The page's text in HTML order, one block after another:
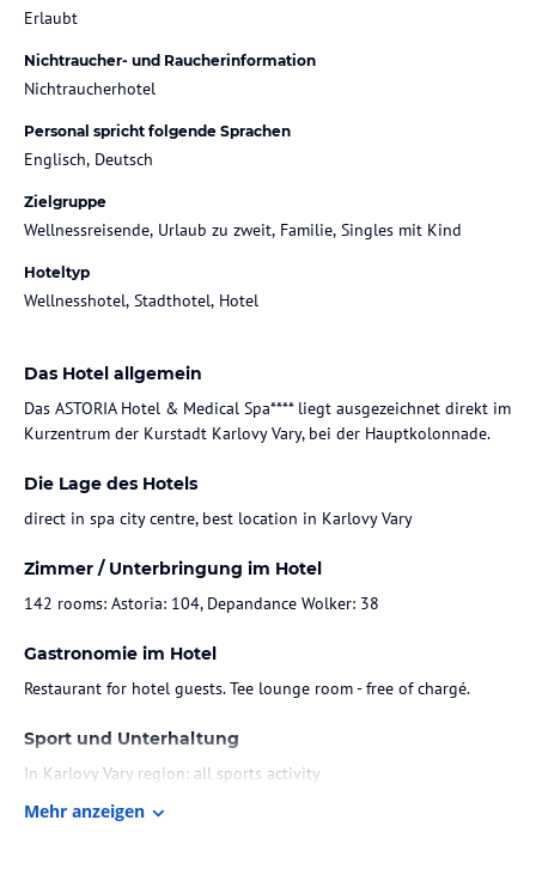
Erlaubt
Nichtraucher- und Raucherinformation
Nichtraucherhotel
Personal spricht folgende Sprachen
Englisch, Deutsch
Zielgruppe
Wellnessreisende, Urlaub zu zweit, Familie, Singles mit Kind
Hoteltyp
Wellnesshotel, Stadthotel, Hotel
Das Hotel allgemein
Das ASTORIA Hotel & Medical Spa**** liegt ausgezeichnet direkt im
Kurzentrum der Kurstadt Karlovy Vary, bei der Hauptkolonnade.
Die Lage des Hotels
direct in spa city centre, best location in Karlovy Vary
Zimmer / Unterbringung im Hotel
142 rooms: Astoria: 104, Depandance Wolker: 38
Gastronomie im Hotel
Restaurant for hotel guests. Tee lounge room - free of chargé.
Sport und Unterhaltung
In Karlovy Vary region: all sports activity
Sonstige Einrichtungen und Services
Mehr anzeigen